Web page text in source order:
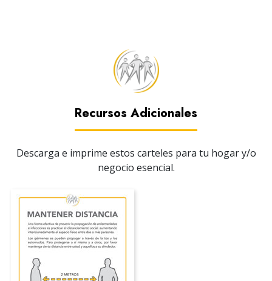
Recursos Adicionales
Descarga e imprime estos carteles para tu hogar y/o
negocio esencial.